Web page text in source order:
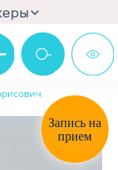
Запись на
прием